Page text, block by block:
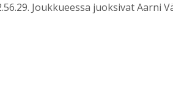
Joukkueessa juoksivat Aarni